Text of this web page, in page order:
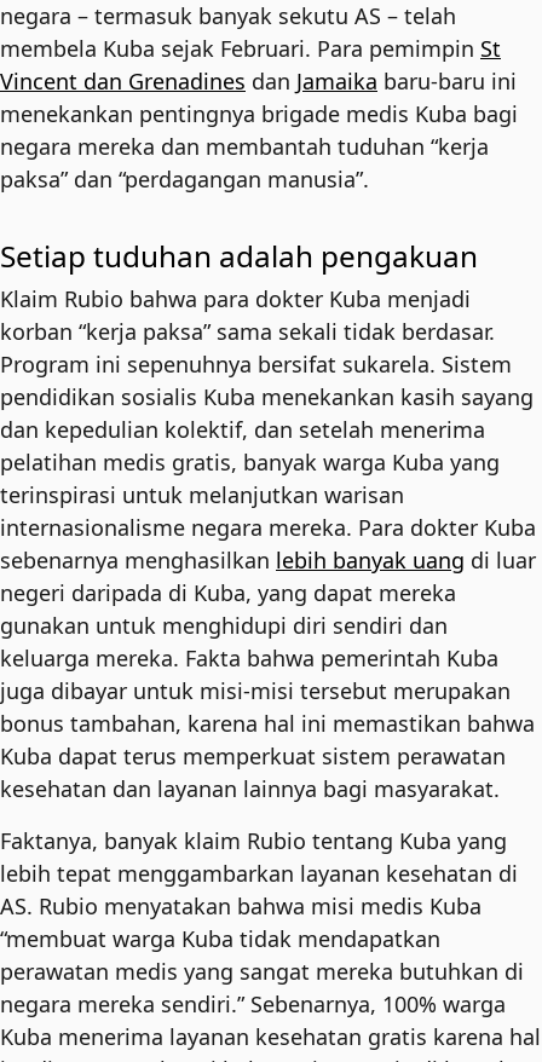
negara – termasuk banyak sekutu AS – telah
membela Kuba sejak Februari. Para pemimpin St
Vincent dan Grenadines dan Jamaika baru-baru ini
menekankan pentingnya brigade medis Kuba bagi
negara mereka dan membantah tuduhan “kerja
paksa” dan “perdagangan manusia”.
Setiap tuduhan adalah pengakuan
Klaim Rubio bahwa para dokter Kuba menjadi
korban “kerja paksa” sama sekali tidak berdasar.
Program ini sepenuhnya bersifat sukarela. Sistem
pendidikan sosialis Kuba menekankan kasih sayang
dan kepedulian kolektif, dan setelah menerima
pelatihan medis gratis, banyak warga Kuba yang
terinspirasi untuk melanjutkan warisan
internasionalisme negara mereka. Para dokter Kuba
sebenarnya menghasilkan lebih banyak uang di luar
negeri daripada di Kuba, yang dapat mereka
gunakan untuk menghidupi diri sendiri dan
keluarga mereka. Fakta bahwa pemerintah Kuba
juga dibayar untuk misi-misi tersebut merupakan
bonus tambahan, karena hal ini memastikan bahwa
Kuba dapat terus memperkuat sistem perawatan
kesehatan dan layanan lainnya bagi masyarakat.
Faktanya, banyak klaim Rubio tentang Kuba yang
lebih tepat menggambarkan layanan kesehatan di
AS. Rubio menyatakan bahwa misi medis Kuba
“membuat warga Kuba tidak mendapatkan
perawatan medis yang sangat mereka butuhkan di
negara mereka sendiri.” Sebenarnya, 100% warga
Kuba menerima layanan kesehatan gratis karena hal